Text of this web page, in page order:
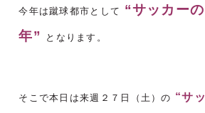
今年は蹴球都市として “サッカー
年”
となります。
そこで本日は来週２７日（土）の “サ